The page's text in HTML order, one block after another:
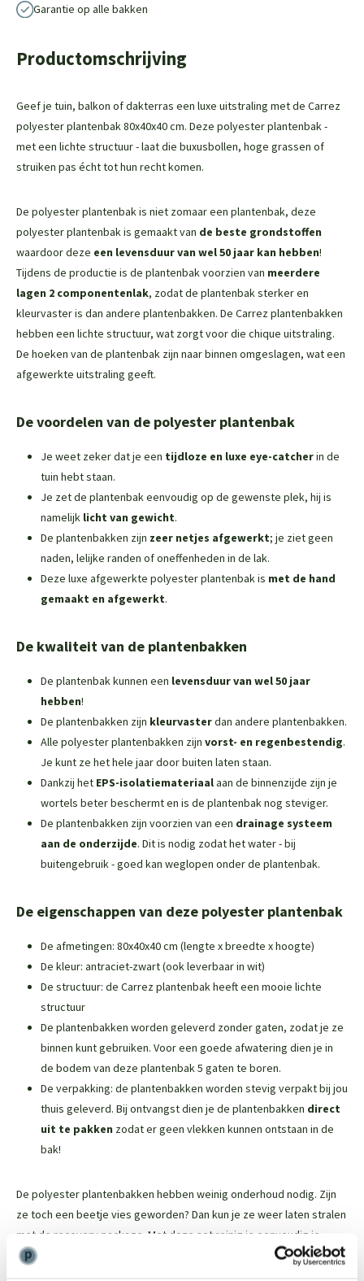
Garantie op alle bakken
Productomschrijving
Geef je tuin, balkon of dakterras een luxe uitstraling met de Carrez
polyester plantenbak 80x40x40 cm. Deze polyester plantenbak -
met een lichte structuur - laat die buxusbollen, hoge grassen of
struiken pas écht tot hun recht komen.
De polyester plantenbak is niet zomaar een plantenbak, deze
polyester plantenbak is gemaakt van de beste grondstoffen
waardoor deze een levensduur van wel 50 jaar kan hebben!
Tijdens de productie is de plantenbak voorzien van meerdere
lagen 2 componentenlak, zodat de plantenbak sterker en
kleurvaster is dan andere plantenbakken. De Carrez plantenbakken
hebben een lichte structuur, wat zorgt voor die chique uitstraling.
De hoeken van de plantenbak zijn naar binnen omgeslagen, wat een
afgewerkte uitstraling geeft.
De voordelen van de polyester plantenbak
Je weet zeker dat je een tijdloze en luxe eye-catcherin de
tuin hebt staan.
Je zet de plantenbak eenvoudig op de gewenste plek, hij is
namelijk licht van gewicht.
De plantenbakken zijn zeer netjes afgewerkt; je ziet geen
naden, lelijke randen of oneffenheden in de lak.
Deze luxe afgewerkte polyester plantenbak is met de hand
gemaakt en afgewerkt.
De kwaliteit van de plantenbakken
De plantenbak kunnen een levensduur van wel 50 jaar
hebben!
De plantenbakken zijn kleurvasterdan andere plantenbakken.
Alle polyester plantenbakken zijn vorst- en regenbestendig.
Je kunt ze het hele jaar door buiten laten staan.
Dankzij het EPS-isolatiemateriaalaan de binnenzijde zijn je
wortels beter beschermt en is de plantenbak nog steviger.
De plantenbakken zijn voorzien van een drainage systeem
aan de onderzijde. Dit is nodig zodat het water - bij
buitengebruik - goed kan weglopen onder de plantenbak.
De eigenschappen van deze polyester plantenbak
De afmetingen: 80x40x40 cm (lengte x breedte x hoogte)
De kleur: antraciet-zwart (ook leverbaar in wit)
De structuur: de Carrez plantenbak heeft een mooie lichte
structuur
De plantenbakken worden geleverd zonder gaten, zodat je ze
binnen kunt gebruiken. Voor een goede afwatering dien je in
de bodem van deze plantenbak 5 gaten te boren.
De verpakking: de plantenbakken worden stevig verpakt bij jou
thuis geleverd. Bij ontvangst dien je de plantenbakken direct
uit te pakken zodat er geen vlekken kunnen ontstaan in de
bak!
De polyester plantenbakken hebben weinig onderhoud nodig. Zijn
ze toch een beetje vies geworden? Dan kun je ze weer laten stralen
met de recovery package . Met deze set reinig je eenvoudig je
plantenbak en zorg je ervoor dat de plantenbak er na van loop van